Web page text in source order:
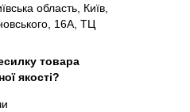
область, Київ,
16А, ТЦ
товара
якості?